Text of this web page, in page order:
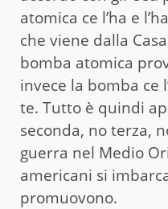
atomica ce l’ha e
che viene dalla
bomba atomica
invece la bomba ce
te. Tutto è quindi
seconda, no terza,
guerra nel Medio
americani si
promuovono.